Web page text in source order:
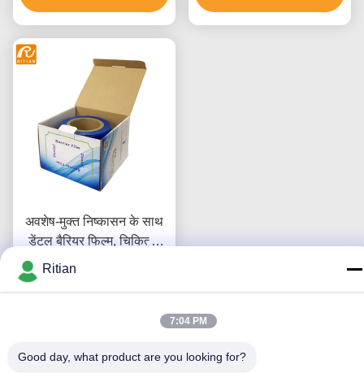
अवशेष-मुक्त निष्कासन के साथ
डेंटल बैरियर फिल्म, चिकित्सा
उपकरण सुरक्षा के लिए उत्कृष्ट
पारदर्शिता और टिकाऊ कोर
Ritian
7:04 PM
Good day, what product are you looking for?